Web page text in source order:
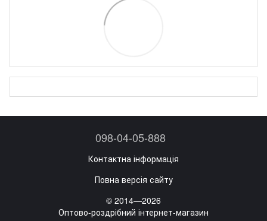
098-04-05-888
Контактна інформація
Повна версія сайту
© 2014—2026
Оптово-роздрібний інтернет-магазин